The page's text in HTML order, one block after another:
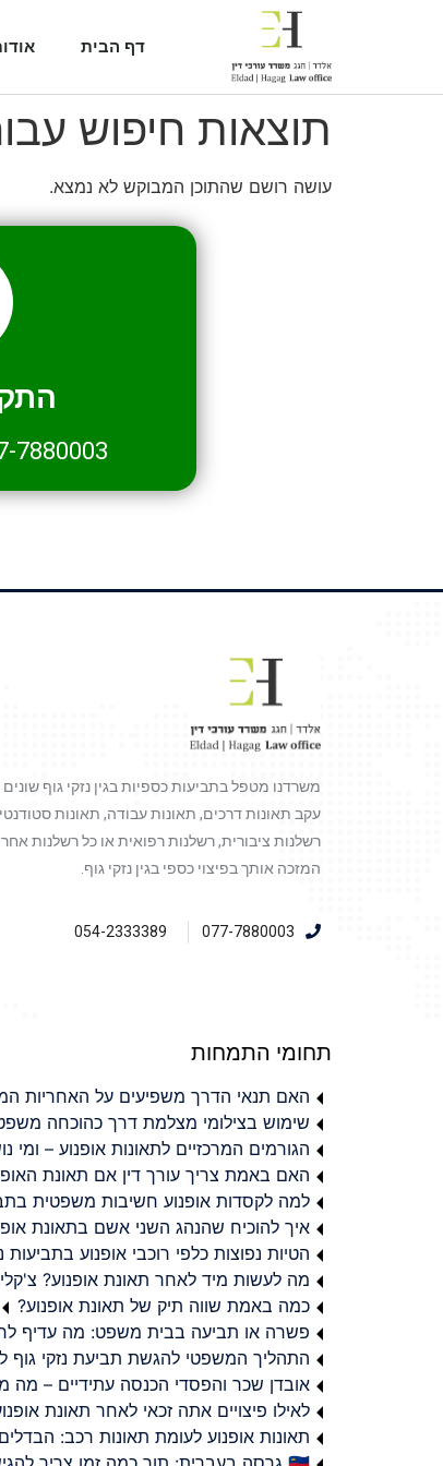
דף הבית
תוצאות חיפוש
עושה רושם שהתוכן המבוקש לא נמצא.
7880003
משרדנו מטפל בתביעות כספיות בגין נזקי גוף שונים
עקב תאונות דרכים, תאונות עבודה, תאונות
רשלנות ציבורית, רשלנות רפואית או כל רשלנות
המזכה אותך בפיצוי כספי בגין נזקי גוף.
077-7880003
054-2333389
תחומי התמחות
האם תנאי הדרך משפיעים על האחריות
שימוש בצילומי מצלמת דרך כהוכחה
הגורמים המרכזיים לתאונות אופנוע –
האם באמת צריך עורך דין אם תאונת
למה לקסדות אופנוע חשיבות משפטית
איך להוכיח שהנהג השני אשם בתאונת
הטיות נפוצות כלפי רוכבי אופנוע בתביעות
מה לעשות מיד לאחר תאונת אופנוע?
כמה באמת שווה תיק של תאונת אופנוע?
פשרה או תביעה בבית משפט: מה עדיף
התהליך המשפטי להגשת תביעת נזקי גוף
אובדן שכר והפסדי הכנסה עתידיים – מה
לאילו פיצויים אתה זכאי לאחר תאונת
תאונות אופנוע לעומת תאונות רכב: